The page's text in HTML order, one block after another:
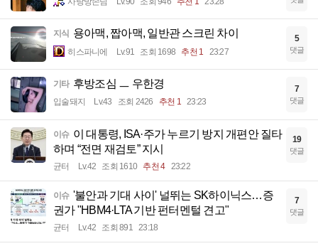
지식 용아맥, 짭아맥, 일반관 스크린 차이
히스파니에 Lv.91 조회 1698 추천 1 23:27
5
댓글
기타 후방조심 ㅡ 우한경
입술돼지 Lv.43 조회 2426 추천 1 23:23
7
댓글
이슈 이 대통령, ISA·주가 누르기 방지 개편안 질타
하며 “전면 재검토” 지시
균터 Lv.42 조회 1610 추천 4 23:22
19
댓글
이슈 '불안과 기대 사이' 널뛰는 SK하이닉스…증
권가 "HBM4·LTA 기반 펀터멘털 견고"
균터 Lv.42 조회 891 23:18
7
댓글